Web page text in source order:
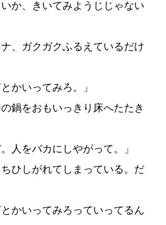
か、きいてみようじじゃない
、ガクガクふるえているだけ
かいってみろ。」
鍋をおもいっきり床へたたき
人をバカにしやがって。」
ひしがれてしまっている。だ
かいってみろっていってるん